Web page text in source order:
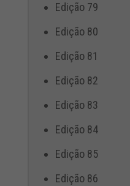
Edição 79
Edição 80
Edição 81
Edição 82
Edição 83
Edição 84
Edição 85
Edição 86